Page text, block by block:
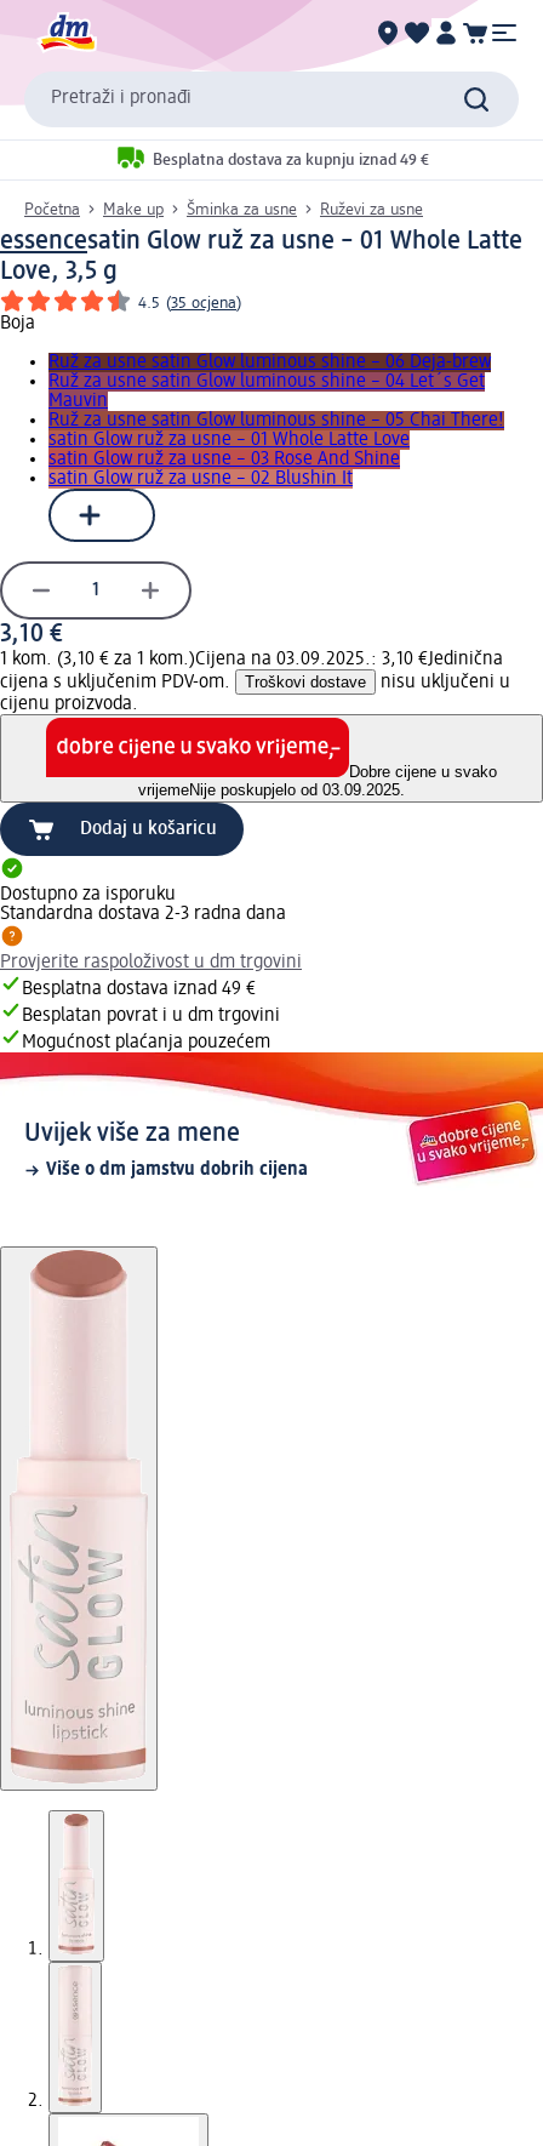
Pretraži i pronađi
Besplatna dostava za kupnju iznad 49 €
Početna Make up Šminka za usne Ruževi za usne
essencesatin Glow ruž za usne – 01 Whole Latte
Love, 3,5 g
4.5 (35 ocjena)
Boja
Ruž za usne satin Glow luminous shine – 06 Deja-brew
Ruž za usne satin Glow luminous shine – 04 Let´s Get
Mauvin
Ruž za usne satin Glow luminous shine – 05 Chai There!
satin Glow ruž za usne – 01 Whole Latte Love
satin Glow ruž za usne – 03 Rose And Shine
satin Glow ruž za usne – 02 Blushin It
3,10 €
1 kom. (3,10 € za 1 kom.)Cijena na 03.09.2025.: 3,10 €Jedinična
cijena s uključenim PDV-om.
Troškovi dostave
nisu uključeni u
cijenu proizvoda.
Dobre cijene u svako
vrijemeNije poskupjelo od 03.09.2025.
Dodaj u košaricu
Dostupno za isporuku
Standardna dostava 2-3 radna dana
Provjerite raspoloživost u dm trgovini
Besplatna dostava iznad 49 €
Besplatan povrat i u dm trgovini
Mogućnost plaćanja pouzećem
Uvijek više za mene
Više o dm jamstvu dobrih cijena